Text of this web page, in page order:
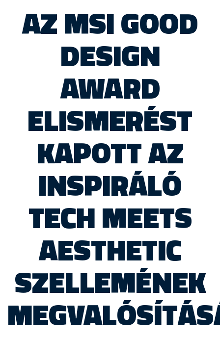
AZ MSI GOOD
DESIGN
AWARD
ELISMERÉST
KAPOTT AZ
INSPIRÁLÓ
TECH MEETS
AESTHETIC
SZELLEMÉNEK